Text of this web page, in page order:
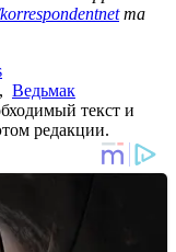
та
, Ведьмак
текст и
редакции.